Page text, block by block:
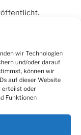
wir Technologien
und/oder darauf
können wir
auf dieser Website
erteilst oder
Funktionen